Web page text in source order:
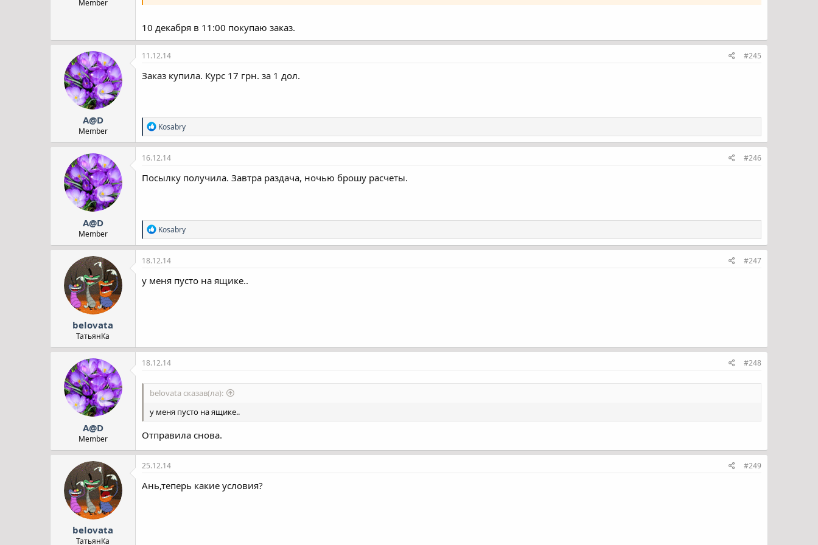
Member
10 декабря в 11:00 покупаю заказ.
A@D
Member
11.12.14 #245
Заказ купила. Курс 17 грн. за 1 дол.
Р
е
а
к
і
ї
Kosabry
A@D
Member
16.12.14 #246
Посылку получила. Завтра раздача, ночью брошу расчеты.
Р
е
а
к
і
ї
Kosabry
belovata
ТатьянКа
18.12.14 #247
у меня пусто на ящике..
A@D
Member
18.12.14 #248
belovata сказав(ла):
у меня пусто на ящике..
Отправила снова.
belovata
ТатьянКа
25.12.14 #249
Ань,теперь какие условия?